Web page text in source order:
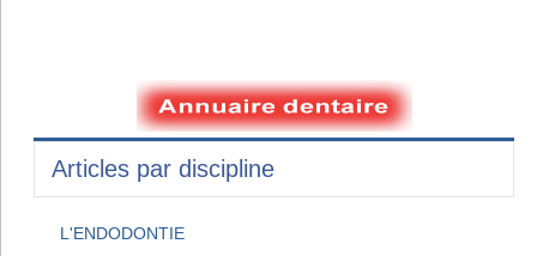
Articles par discipline
L'ENDODONTIE